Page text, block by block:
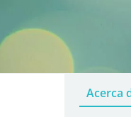
Acerca